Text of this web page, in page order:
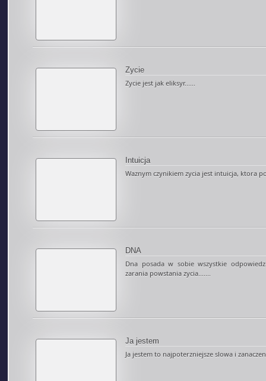
Zycie
Zycie jest jak eliksyr......
Intuicja
Waznym czynikiem zycia jest intuicja, ktora
DNA
Dna posada w sobie wszystkie
zarania powstania zycia.......
Ja jestem
Ja jestem to najpoterzniejsze slowa i